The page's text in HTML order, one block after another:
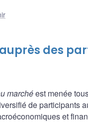
des
marchéest menée
de participants
et